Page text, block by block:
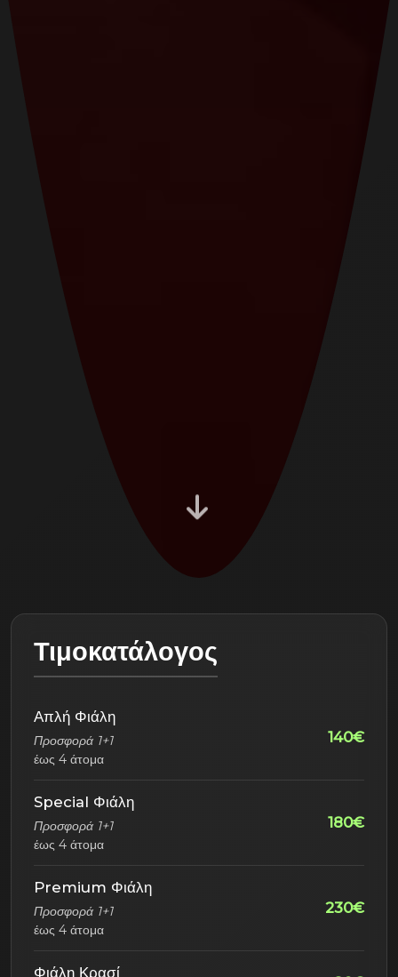
Τιμοκατάλογος
Απλή Φιάλη
Προσφορά 1+1
έως 4 άτομα
140€
Special Φιάλη
Προσφορά 1+1
έως 4 άτομα
180€
Premium Φιάλη
Προσφορά 1+1
έως 4 άτομα
230€
Φιάλη Κρασί